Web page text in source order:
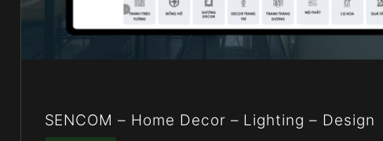
SENCOM – Home Decor – Lighting – Design